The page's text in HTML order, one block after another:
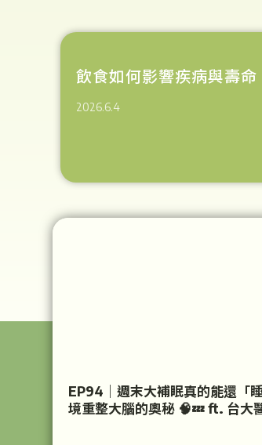
飲食如何影響疾病與壽命
2026.6.4
EP94｜週末大補眠真的能還「
境重整大腦的奧秘 🧠💤 ft. 台大